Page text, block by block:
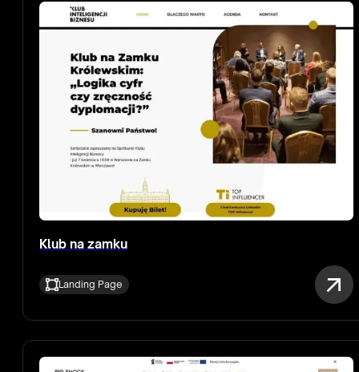
Klub na zamku
Landing Page